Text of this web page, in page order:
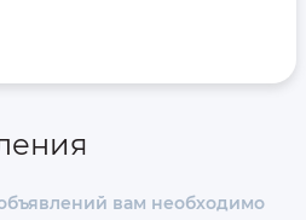
вам необходимо